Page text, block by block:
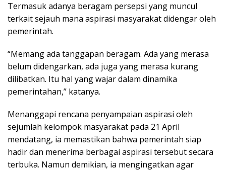
Termasuk adanya beragam persepsi yang muncul
terkait sejauh mana aspirasi masyarakat didengar oleh
pemerintah.
“Memang ada tanggapan beragam. Ada yang merasa
belum didengarkan, ada juga yang merasa kurang
dilibatkan. Itu hal yang wajar dalam dinamika
pemerintahan,” katanya.
Menanggapi rencana penyampaian aspirasi oleh
sejumlah kelompok masyarakat pada 21 April
mendatang, ia memastikan bahwa pemerintah siap
hadir dan menerima berbagai aspirasi tersebut secara
terbuka. Namun demikian, ia mengingatkan agar